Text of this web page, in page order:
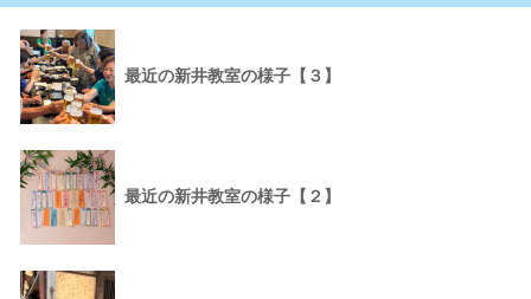
最近の新井教室の様子【３】
最近の新井教室の様子【２】